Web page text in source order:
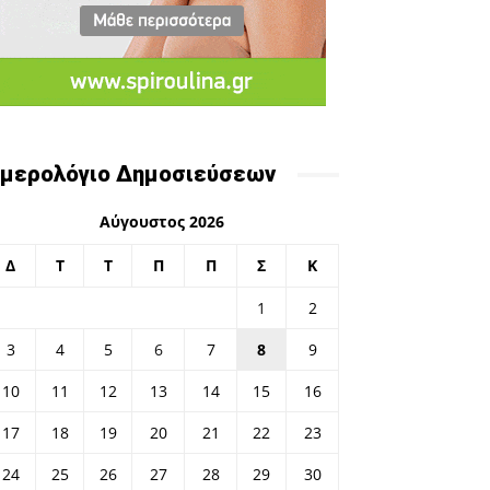
Δημοσιεύσεων
Αύγουστος 2026
Δ Τ Τ Π Π Σ Κ
1
2
3
4 5 6 7 8
9
10
11 12 13 14 15
16
17
18 19 20 21 22
23
24
25 26 27 28 29 30